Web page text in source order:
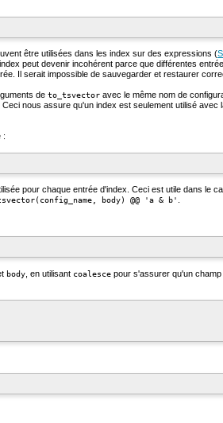
être utilisées dans les index sur des expressions (
peut devenir incohérent parce que différentes
Il serait impossible de sauvegarder et restaurer
de to_tsvector avec le même nom de
Ceci nous assure qu'un index est seulement utilisé avec
:
pour chaque entrée d'index. Ceci est utile dans le
body) @@ 'a & b'
body , en utilisant coalesce pour s'assurer qu'un